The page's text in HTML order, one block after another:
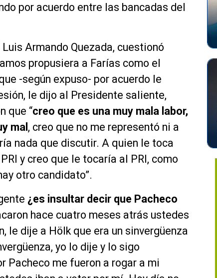
por acuerdo entre las bancadas del
Armando Quezada, cuestionó
propusiera a Farías como el
-según expuso- por acuerdo le
le dijo al Presidente saliente,
que “creo que es una muy mala labor,
mal , creo que no me representó ni a
nada que discutir. A quien le toca
y creo que le tocaría al PRI, como
otro candidato”.
¿es insultar decir que Pacheco
hace cuatro meses atrás ustedes
le dije a Hölk que era un sinvergüenza
yo lo dije y lo sigo
Pacheco me fueron a rogar a mi